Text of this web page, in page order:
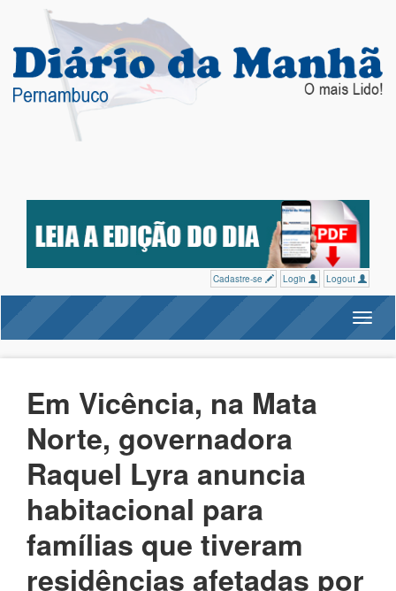
Cadastre-se Login Logout
Em Vicência, na Mata
Norte, governadora
Raquel Lyra anuncia
habitacional para
famílias que tiveram
residências afetadas por